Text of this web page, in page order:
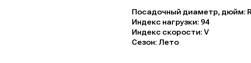
Посадочный диаметр, дюйм:
Индекс нагрузки: 94
Индекс скорости: V
Сезон: Лето